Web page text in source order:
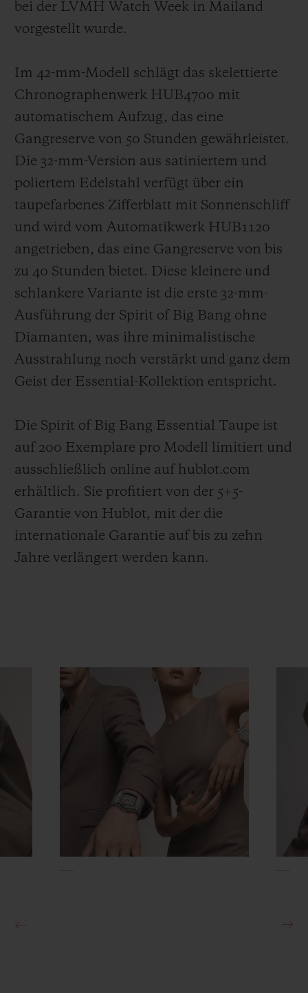
bei der LVMH Watch Week in Mailand
vorgestellt wurde.
Im 42-mm-Modell schlägt das skelettierte
Chronographenwerk HUB4700 mit
automatischem Aufzug, das eine
Gangreserve von 50 Stunden gewährleistet.
Die 32-mm-Version aus satiniertem und
poliertem Edelstahl verfügt über ein
taupefarbenes Zifferblatt mit Sonnenschliff
und wird vom Automatikwerk HUB1120
angetrieben, das eine Gangreserve von bis
zu 40 Stunden bietet. Diese kleinere und
schlankere Variante ist die erste 32-mm-
Ausführung der Spirit of Big Bang ohne
Diamanten, was ihre minimalistische
Ausstrahlung noch verstärkt und ganz dem
Geist der Essential-Kollektion entspricht.
Die Spirit of Big Bang Essential Taupe ist
auf 200 Exemplare pro Modell limitiert und
ausschließlich online auf hublot.com
erhältlich. Sie profitiert von der 5+5-
Garantie von Hublot, mit der die
internationale Garantie auf bis zu zehn
Jahre verlängert werden kann.